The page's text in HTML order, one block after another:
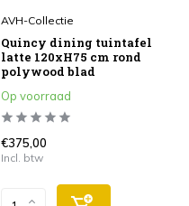
AVH-Collectie
Quincy dining tuintafel
latte 120xH75 cm rond
polywood blad
Op voorraad
€375,00
Incl. btw